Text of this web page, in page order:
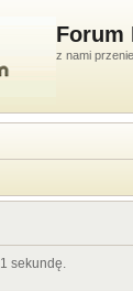
Forum
z nami
sekundę.